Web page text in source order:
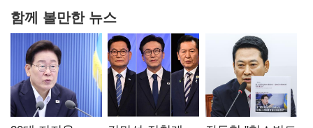
함께 볼만한 뉴스